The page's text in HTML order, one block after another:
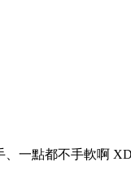
一點都不手軟啊